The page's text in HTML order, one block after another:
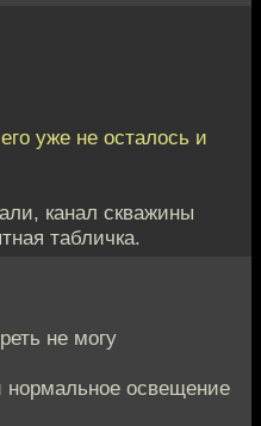
уже не осталось и
канал скважины
табличка.
не могу
нормальное освещение